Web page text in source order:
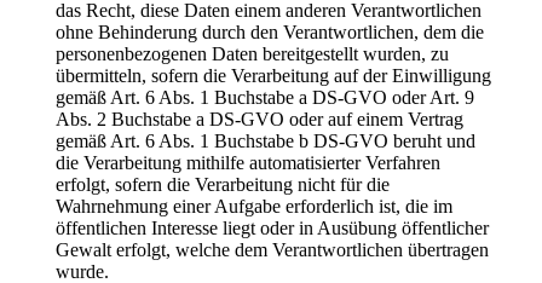
das Recht, diese Daten einem anderen Verantwortlichen
ohne Behinderung durch den Verantwortlichen, dem die
personenbezogenen Daten bereitgestellt wurden, zu
übermitteln, sofern die Verarbeitung auf der Einwilligung
gemäß Art. 6 Abs. 1 Buchstabe a DS-GVO oder Art. 9
Abs. 2 Buchstabe a DS-GVO oder auf einem Vertrag
gemäß Art. 6 Abs. 1 Buchstabe b DS-GVO beruht und
die Verarbeitung mithilfe automatisierter Verfahren
erfolgt, sofern die Verarbeitung nicht für die
Wahrnehmung einer Aufgabe erforderlich ist, die im
öffentlichen Interesse liegt oder in Ausübung öffentlicher
Gewalt erfolgt, welche dem Verantwortlichen übertragen
wurde.